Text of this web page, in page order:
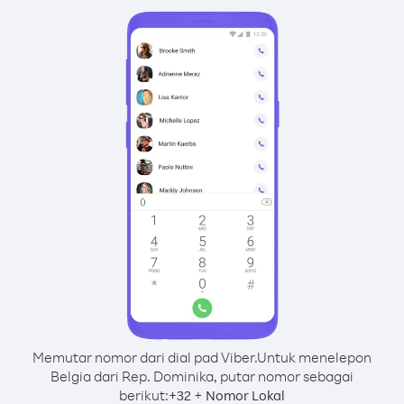
Memutar nomor dari dial pad Viber.Untuk menelepon
Belgia dari Rep. Dominika, putar nomor sebagai
berikut:+32 + Nomor Lokal